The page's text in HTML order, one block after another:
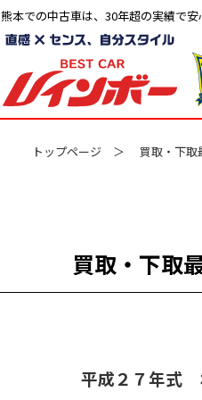
熊本での中古車は、30年超の実績で
トップページ 買取・下取
買取・下取
平成２７年式